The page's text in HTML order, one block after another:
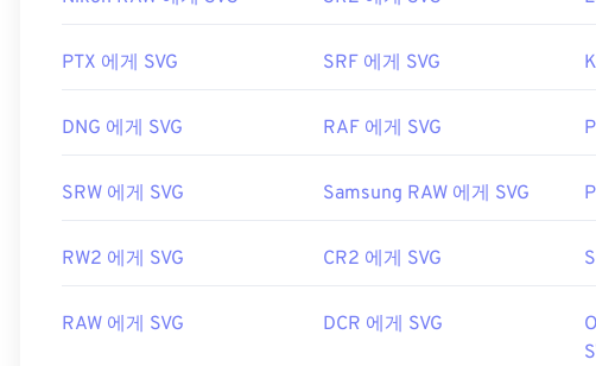
세요. SVG를 JPG로 변환하는 등 벡터 파일로 변환하려면
SVG to
유용한 링크:
https://en.wikipedia.org/wiki/확장 가능_벡터_그래픽
PTX 에게 SVG SRF 에게 SVG
DNG 에게 SVG RAF 에게 SVG
SRW 에게 SVG Samsung RAW 에게 SVG
RW2 에게 SVG CR2 에게 SVG
RAW 에게 SVG DCR 에게 SVG